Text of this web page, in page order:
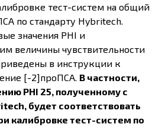
тест-систем на общий
по стандарту Hybritech.
значения PHI и
величины чувствительности
в инструкции к
[-2]проПСА. В частности,
PHI 25, полученному с
будет соответствовать
калибровке тест-систем по